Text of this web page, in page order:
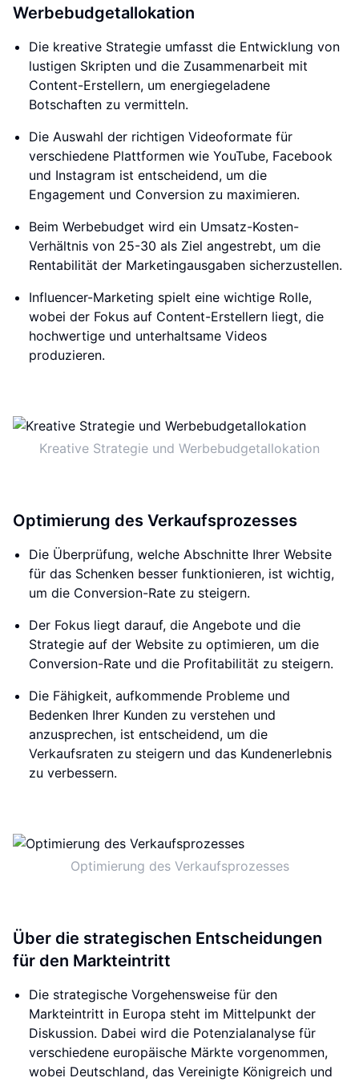
Werbebudgetallokation
Die kreative Strategie umfasst die Entwicklung von
lustigen Skripten und die Zusammenarbeit mit
Content-Erstellern, um energiegeladene
Botschaften zu vermitteln.
Die Auswahl der richtigen Videoformate für
verschiedene Plattformen wie YouTube, Facebook
und Instagram ist entscheidend, um die
Engagement und Conversion zu maximieren.
Beim Werbebudget wird ein Umsatz-Kosten-
Verhältnis von 25-30 als Ziel angestrebt, um die
Rentabilität der Marketingausgaben sicherzustellen.
Influencer-Marketing spielt eine wichtige Rolle,
wobei der Fokus auf Content-Erstellern liegt, die
hochwertige und unterhaltsame Videos
produzieren.
Kreative Strategie und Werbebudgetallokation
Optimierung des Verkaufsprozesses
Die Überprüfung, welche Abschnitte Ihrer Website
für das Schenken besser funktionieren, ist wichtig,
um die Conversion-Rate zu steigern.
Der Fokus liegt darauf, die Angebote und die
Strategie auf der Website zu optimieren, um die
Conversion-Rate und die Profitabilität zu steigern.
Die Fähigkeit, aufkommende Probleme und
Bedenken Ihrer Kunden zu verstehen und
anzusprechen, ist entscheidend, um die
Verkaufsraten zu steigern und das Kundenerlebnis
zu verbessern.
Optimierung des Verkaufsprozesses
Über die strategischen Entscheidungen
für den Markteintritt
Die strategische Vorgehensweise für den
Markteintritt in Europa steht im Mittelpunkt der
Diskussion. Dabei wird die Potenzialanalyse für
verschiedene europäische Märkte vorgenommen,
wobei Deutschland, das Vereinigte Königreich und